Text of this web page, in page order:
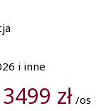
i inne
3499 zł/os